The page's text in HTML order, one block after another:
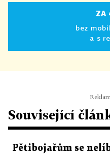
ZA
bez
a s
Související
Pětibojařům se